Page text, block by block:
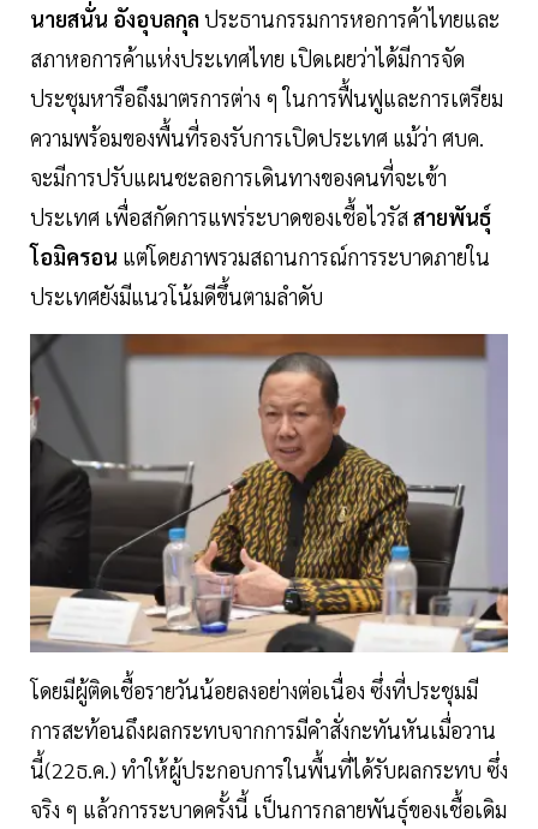
นายสนั่น อังอุบลกุล ประธานกรรมการหอการค้าไทยและ
สภาหอการค้าแห่งประเทศไทย เปิดเผยว่าได้มีการจัด
ประชุมหารือถึงมาตรการต่าง ๆ ในการฟื้นฟูและการเตรียม
ความพร้อมของพื้นที่รองรับการเปิดประเทศ แม้ว่า ศบค.
จะมีการปรับแผนชะลอการเดินทางของคนที่จะเข้า
ประเทศ เพื่อสกัดการแพร่ระบาดของเชื้อไวรัสสายพันธุ์
โอมิครอน แต่โดยภาพรวมสถานการณ์การระบาดภายใน
ประเทศยังมีแนวโน้มดีขึ้นตามลำดับ
โดยมีผู้ติดเชื้อรายวันน้อยลงอย่างต่อเนื่อง ซึ่งที่ประชุมมี
การสะท้อนถึงผลกระทบจากการมีคำสั่งกะทันหันเมื่อวาน
นี้(22ธ.ค.) ทำให้ผู้ประกอบการในพื้นที่ได้รับผลกระทบ ซึ่ง
จริง ๆ แล้วการระบาดครั้งนี้ เป็นการกลายพันธุ์ของเชื้อเดิม